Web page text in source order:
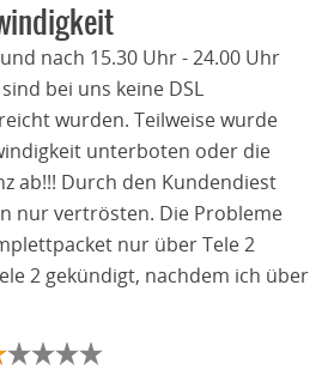
nach 15.30 Uhr - 24.00 Uhr
bei uns keine DSL
wurden. Teilweise wurde
unterboten oder die
ab!!! Durch den Kundendiest
nur vertrösten. Die Probleme
nur über Tele 2
2 gekündigt, nachdem ich über